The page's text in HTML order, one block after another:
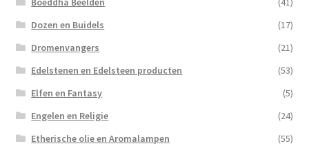
Dozen en Buidels
(17)
Dromenvangers
(21)
Edelstenen en Edelsteen producten
(53)
Elfen en Fantasy
(5)
Engelen en Religie
(24)
Etherische olie en Aromalampen
(55)